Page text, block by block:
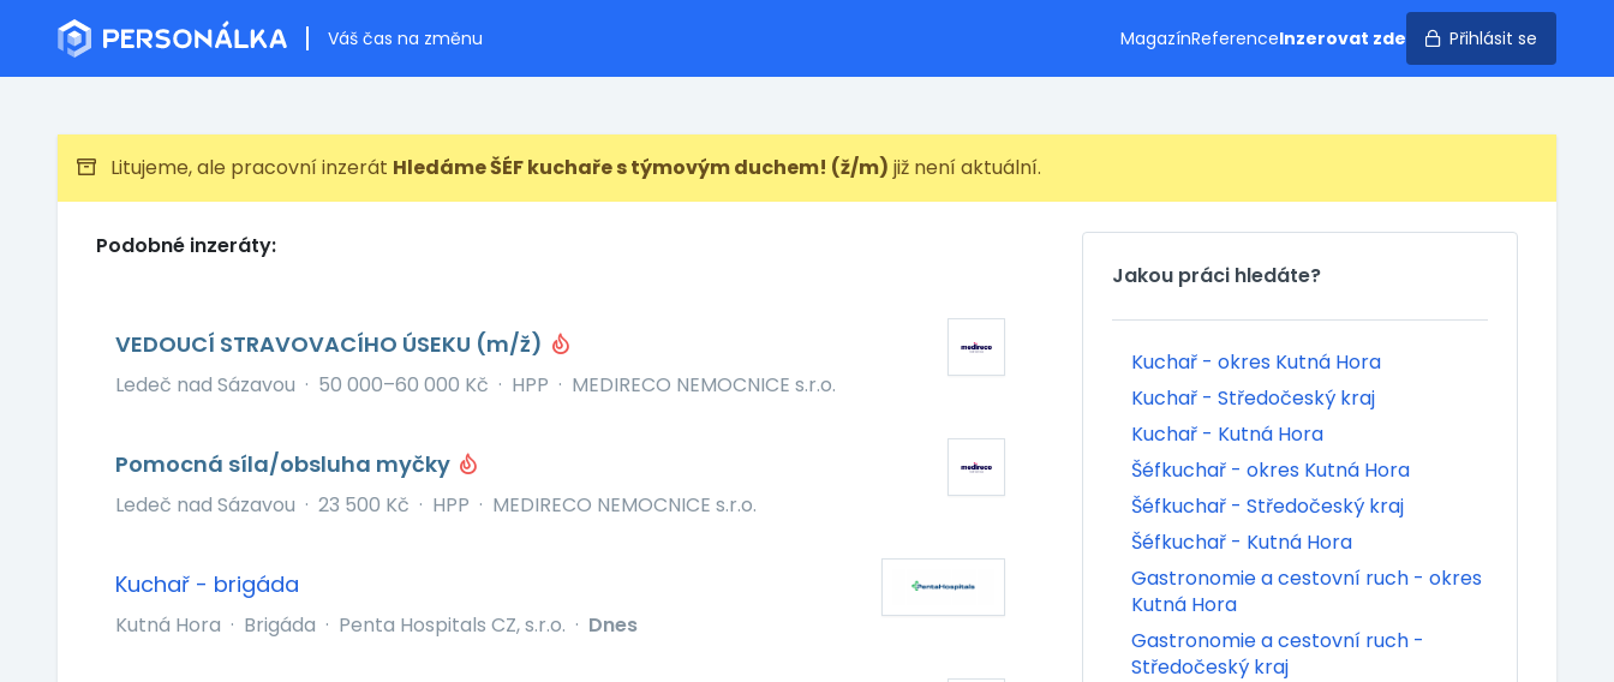
Váš čas na změnu MagazínReferenceInzerovat zde Přihlásit se
Litujeme, ale pracovní inzerát Hledáme ŠÉF kuchaře s týmovým duchem! (ž/m) již není aktuální.
Podobné inzeráty:
VEDOUCÍ STRAVOVACÍHO ÚSEKU (m/ž)
Ledeč nad Sázavou · 50 000–60 000 Kč · HPP · MEDIRECO NEMOCNICE s.r.o.
Pomocná síla/obsluha myčky
Ledeč nad Sázavou · 23 500 Kč · HPP · MEDIRECO NEMOCNICE s.r.o.
Kuchař - brigáda
Kutná Hora · Brigáda · Penta Hospitals CZ, s.r.o. · Dnes
Jakou práci hledáte?
Kuchař - okres Kutná Hora
Kuchař - Středočeský kraj
Kuchař - Kutná Hora
Šéfkuchař - okres Kutná Hora
Šéfkuchař - Středočeský kraj
Šéfkuchař - Kutná Hora
Gastronomie a cestovní ruch - okres
Kutná Hora
Gastronomie a cestovní ruch -
Středočeský kraj